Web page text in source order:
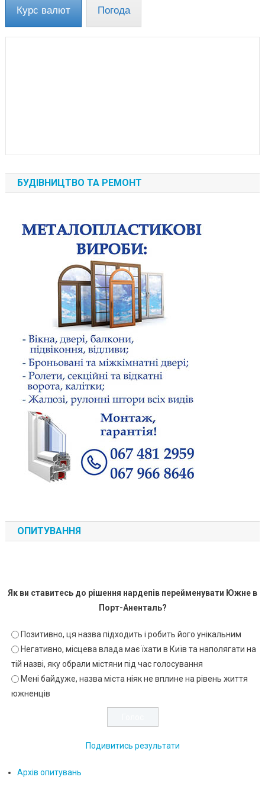
Курс валют Погода
БУДІВНИЦТВО ТА РЕМОНТ
ОПИТУВАННЯ
Як ви ставитесь до рішення нардепів перейменувати Южне в
Порт-Аненталь?
Позитивно, ця назва підходить і робить його унікальним
Негативно, місцева влада має їхати в Київ та наполягати на
тій назві, яку обрали містяни під час голосування
Мені байдуже, назва міста ніяк не вплине на рівень життя
южненців
Подивитись результати
Архів опитувань